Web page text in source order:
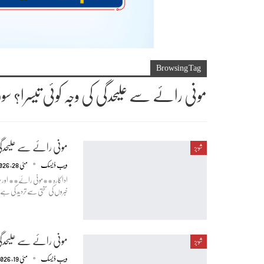
Browsing Tag
مونی رائے سے علیحدگی کی وجہ کوئی
شوبز مونی رائے سے
ویب ڈیسک مئی 28, 2026
اداکارہ **مونی رائے** اور
خبروں کی سختی سے تردید کی ہے۔
شوبز مونی رائے سے
ویب ڈیسک مئی 19, 2026